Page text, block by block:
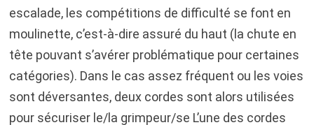
escalade, les compétitions de difficulté se font en
moulinette, c’est-à-dire assuré du haut (la chute en
tête pouvant s’avérer problématique pour certaines
catégories). Dans le cas assez fréquent ou les voies
sont déversantes, deux cordes sont alors utilisées
pour sécuriser le/la grimpeur/se L’une des cordes